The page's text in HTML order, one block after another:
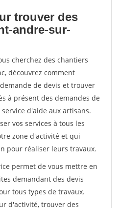
trouver des
andre-sur-
cherchez des chantiers
découvrez comment
de devis et trouver
à présent des demandes de
d'aide aux artisans.
vos services à tous les
zone d'activité et qui
pour réaliser leurs travaux.
permet de vous mettre en
demandant des devis
tous types de travaux.
d'activité, trouver des